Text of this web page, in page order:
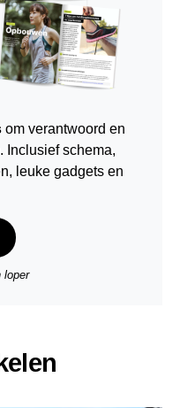
om verantwoord en
Inclusief schema,
, leuke gadgets en
loper